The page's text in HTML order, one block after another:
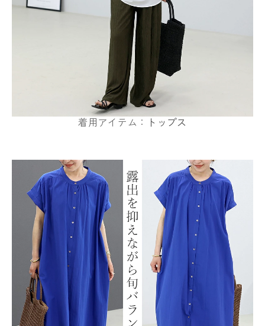
着用アイテム： トップス